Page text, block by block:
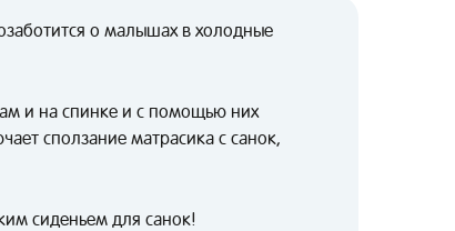
о малышах в холодные
и на спинке и с помощью них
сползание матрасика с санок,
сиденьем для санок!